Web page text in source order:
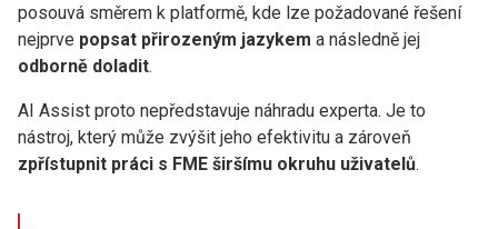
posouvá směrem k platformě, kde lze požadované řešení
nejprve popsat přirozeným jazykem a následně jej
odborně doladit.
AI Assist proto nepředstavuje náhradu experta. Je to
nástroj, který může zvýšit jeho efektivitu a zároveň
zpřístupnit práci s FME širšímu okruhu uživatelů.